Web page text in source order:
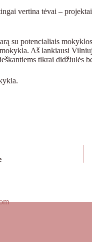
vertina tėvai –
su potencialiais
Aš lankiausi
tikrai didžiulės